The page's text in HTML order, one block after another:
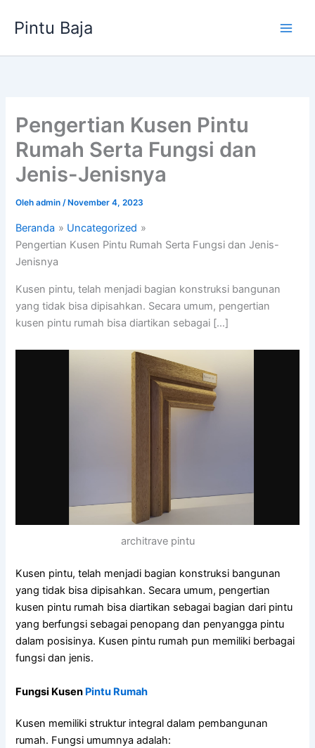
Pintu Baja
Pengertian Kusen Pintu
Rumah Serta Fungsi dan
Jenis-Jenisnya
Olehadmin/ November 4, 2023
Beranda
Uncategorized
Pengertian Kusen Pintu Rumah Serta Fungsi dan Jenis-
Jenisnya
Kusen pintu, telah menjadi bagian konstruksi bangunan
yang tidak bisa dipisahkan. Secara umum, pengertian
kusen pintu rumah bisa diartikan sebagai […]
architrave pintu
Kusen pintu, telah menjadi bagian konstruksi bangunan
yang tidak bisa dipisahkan. Secara umum, pengertian
kusen pintu rumah bisa diartikan sebagai bagian dari pintu
yang berfungsi sebagai penopang dan penyangga pintu
dalam posisinya. Kusen pintu rumah pun memiliki berbagai
fungsi dan jenis.
Fungsi Kusen Pintu Rumah
Kusen memiliki struktur integral dalam pembangunan
rumah. Fungsi umumnya adalah: